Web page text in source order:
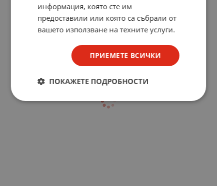
информация, която сте им
предоставили или която са събрали от
вашето използване на техните услуги.
ПРИЕМЕТЕ ВСИЧКИ
ПОКАЖЕТЕ ПОДРОБНОСТИ